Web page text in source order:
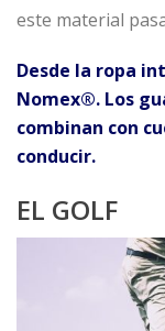
este material
Desde la ropa
Nomex®. Los
combinan con
conducir.
EL GOLF